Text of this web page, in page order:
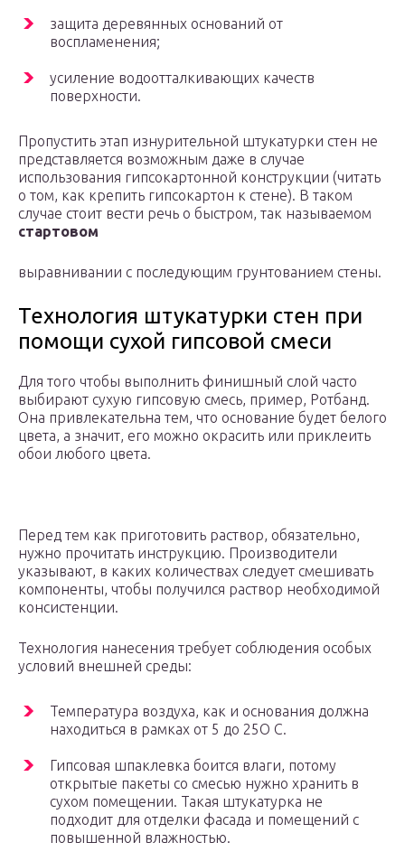
защита деревянных оснований от
воспламенения;
усиление водоотталкивающих качеств
поверхности.
Пропустить этап изнурительной штукатурки стен не
представляется возможным даже в случае
использования гипсокартонной конструкции (читать
о том, как крепить гипсокартон к стене). В таком
случае стоит вести речь о быстром, так называемом
стартовом
выравнивании с последующим грунтованием стены.
Технология штукатурки стен при
помощи сухой гипсовой смеси
Для того чтобы выполнить финишный слой часто
выбирают сухую гипсовую смесь, пример, Ротбанд.
Она привлекательна тем, что основание будет белого
цвета, а значит, его можно окрасить или приклеить
обои любого цвета.
Перед тем как приготовить раствор, обязательно,
нужно прочитать инструкцию. Производители
указывают, в каких количествах следует смешивать
компоненты, чтобы получился раствор необходимой
консистенции.
Технология нанесения требует соблюдения особых
условий внешней среды:
Температура воздуха, как и основания должна
находиться в рамках от 5 до 25О С.
Гипсовая шпаклевка боится влаги, потому
открытые пакеты со смесью нужно хранить в
сухом помещении. Такая штукатурка не
подходит для отделки фасада и помещений с
повышенной влажностью.